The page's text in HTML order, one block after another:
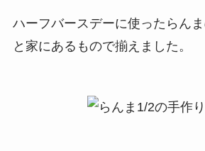
ハーフバースデーに使ったらん
と家にあるもので揃えました。